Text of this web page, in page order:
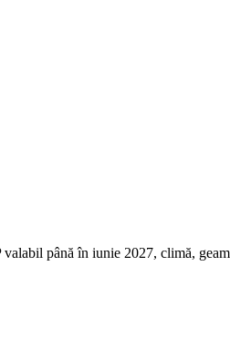
până în iunie 2027, climă,